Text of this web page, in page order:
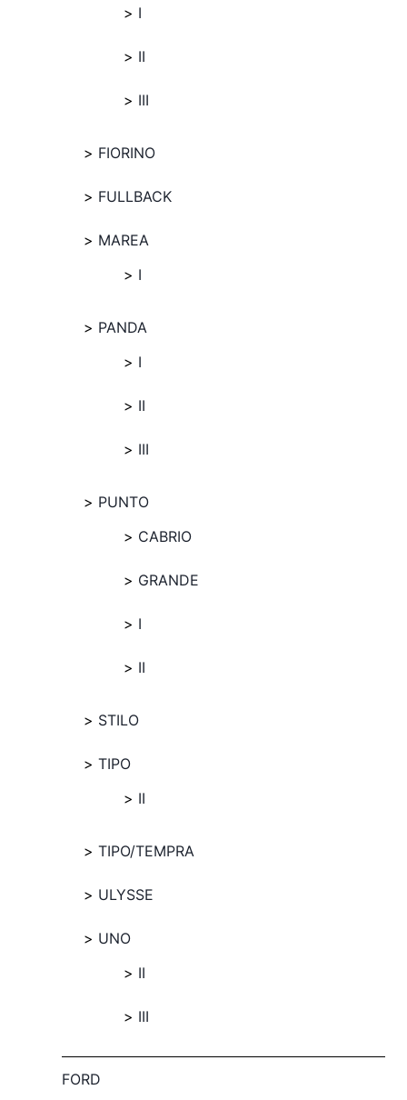
I
II
III
FIORINO
FULLBACK
MAREA
I
PANDA
I
II
III
PUNTO
CABRIO
GRANDE
I
II
STILO
TIPO
II
TIPO/TEMPRA
ULYSSE
UNO
II
III
FORD